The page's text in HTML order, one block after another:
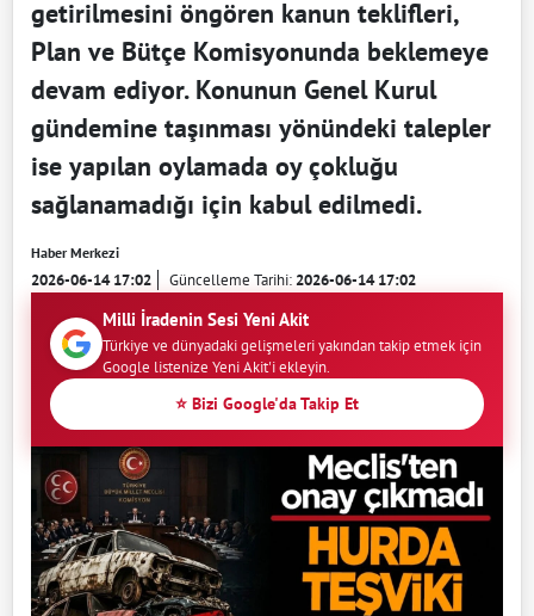
getirilmesini öngören kanun teklifleri,
Plan ve Bütçe Komisyonunda beklemeye
devam ediyor. Konunun Genel Kurul
gündemine taşınması yönündeki talepler
ise yapılan oylamada oy çokluğu
sağlanamadığı için kabul edilmedi.
Haber Merkezi
2026-06-14 17:02 Güncelleme Tarihi:2026-06-14 17:02
Milli İradenin Sesi Yeni Akit
Türkiye ve dünyadaki gelişmeleri yakından takip etmek için
Google listenize Yeni Akit'i ekleyin.
⭐ Bizi Google'da Takip Et